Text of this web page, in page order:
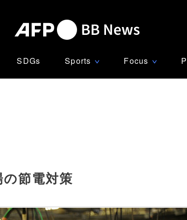
SDGs Sports ∨ Focus ∨
節電対策